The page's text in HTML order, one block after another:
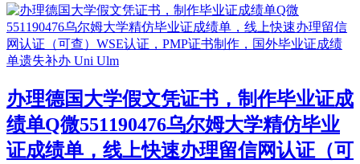
办理德国大学假文凭证书，制作毕业证成
绩单Q微551190476乌尔姆大学精仿毕业
证成绩单，线上快速办理留信网认证（可